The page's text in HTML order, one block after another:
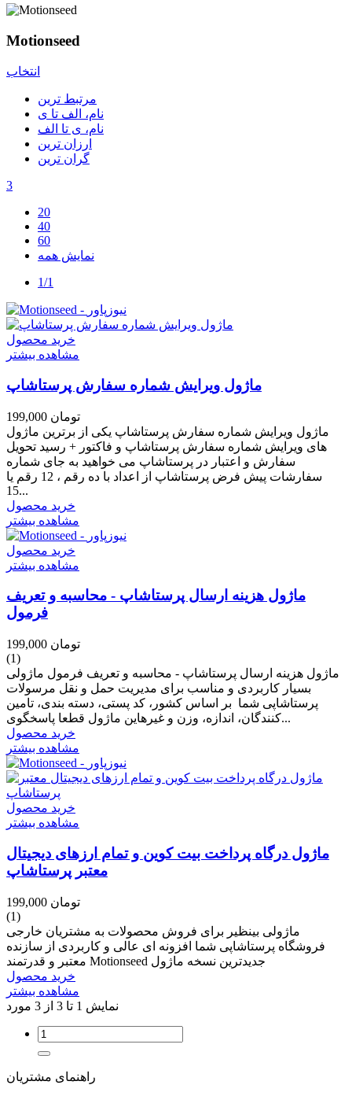
Motionseed
انتخاب
مرتبط ترین
نام، الف تا ی
نام، ی تا الف
ارزان ترین
گران ترین
3
20
40
60
نمایش همه
1/1
خرید محصول
مشاهده بیشتر
ماژول ویرایش شماره سفارش پرستاشاپ
199,000 تومان
ماژول ویرایش شماره سفارش پرستاشاپ یکی از برترین ماژول
های ویرایش شماره سفارش پرستاشاپ و فاکتور + رسید تحویل
سفارش و اعتبار در پرستاشاپ می خواهید به جای شماره
سفارشات پیش فرض پرستاشاپ از اعداد با ده رقم ، 12 رقم یا
15...
خرید محصول
مشاهده بیشتر
خرید محصول
مشاهده بیشتر
ماژول هزینه ارسال پرستاشاپ - محاسبه و تعریف
فرمول
199,000 تومان
(1)
ماژول هزینه ارسال پرستاشاپ - محاسبه و تعریف فرمول ماژولی
بسیار کاربردی و مناسب برای مدیریت حمل و نقل مرسولات
پرستاشاپی شما بر اساس کشور، کد پستی، دسته بندی، تامین
کنندگان، اندازه، وزن و غیرهاین ماژول قطعا پاسخگوی...
خرید محصول
مشاهده بیشتر
خرید محصول
مشاهده بیشتر
ماژول درگاه پرداخت بیت کوین و تمام ارزهای دیجیتال
معتبر پرستاشاپ
199,000 تومان
(1)
ماژولی بینظیر برای فروش محصولات به مشتریان خارجی
فروشگاه پرستاشاپی شما افزونه ای عالی و کاربردی از سازنده
خرید محصول
مشاهده بیشتر
نمایش 1 تا 3 از 3 مورد
راهنمای مشتریان